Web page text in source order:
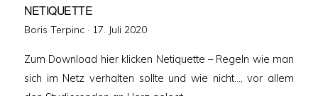
NETIQUETTE
Boris Terpinc · Veröffentlicht
17. Juli 2020
Zum Download hier klicken Netiquette – Regeln wie man
sich im Netz verhalten sollte und wie nicht…, vor allem